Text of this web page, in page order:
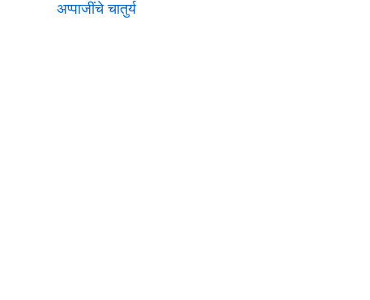
अप्पाजींचे चातुर्य